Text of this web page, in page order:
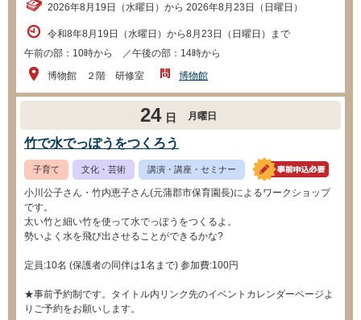
2026年8月19日（水曜日）から 2026年8月23日（日曜日）
令和8年8月19日（水曜日）から8月23日（日曜日）まで
午前の部：10時から ／午後の部：14時から
博物館 ２階 研修室
博物館
24 日 月曜日
竹で水でっぽうをつくろう
子育て 文化・芸術 講演・講座・セミナー
小川公子さん・竹内恵子さん(元蒲郡市保育園長)によるワークショップ
です。
太い竹と細い竹を使って水でっぽうをつくるよ。
勢いよく水を飛び出させることができるかな?
定員:10名 (保護者の同伴は1名まで) 参加費:100円
★事前予約制です。タイトル内リンク先のイベントカレンダーページよ
りご予約をお願いします。